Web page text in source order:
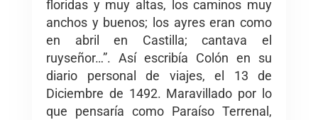
floridas y muy altas, los caminos muy
anchos y buenos; los ayres eran como
en abril en Castilla; cantava el
ruyseñor…”. Así escribía Colón en su
diario personal de viajes, el 13 de
Diciembre de 1492. Maravillado por lo
que pensaría como Paraíso Terrenal,